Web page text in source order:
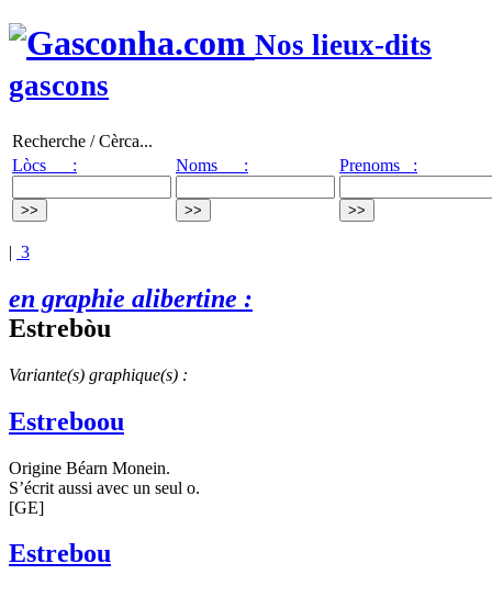
Nos lieux-dits
gascons
Recherche / Cèrca...
Lòcs :
Noms : Prenoms :
| 3
en graphie alibertine :
Estrebòu
Variante(s) graphique(s) :
Estreboou
Origine Béarn Monein.
S’écrit aussi avec un seul o.
[GE]
Estrebou